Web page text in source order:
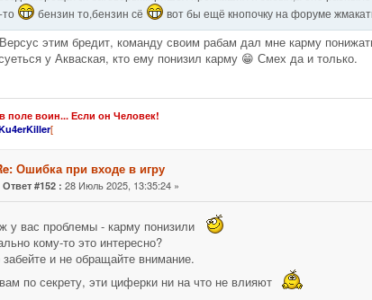
то
бензин то,бензин сё вот бы ещё кнопочку на форуме
этим бредит, команду своим рабам дал мне карму
у Акваская, кто ему понизил карму 😁 Смех да и только.
поле воин... Если он Человек!
[
Ошибка при входе в игру
Ответ #152 : 28 Июль 2025, 13:35:24 »
у вас проблемы - карму понизили
кому-то это интересно?
забейте и не обращайте внимание.
по секрету, эти циферки ни на что не влияют